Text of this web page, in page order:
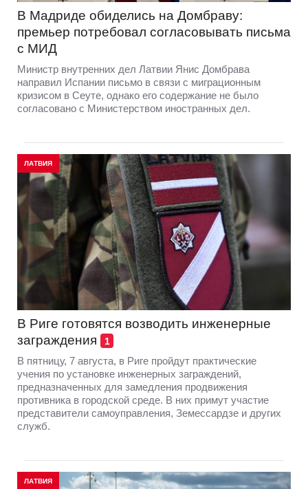
В Мадриде обиделись на Домбраву:
премьер потребовал согласовывать письма
с МИД
Министр внутренних дел Латвии Янис Домбрава
направил Испании письмо в связи с миграционным
кризисом в Сеуте, однако его содержание не было
согласовано с Министерством иностранных дел.
ЛАТВИЯ
В Риге готовятся возводить инженерные
заграждения
1
В пятницу, 7 августа, в Риге пройдут практические
учения по установке инженерных заграждений,
предназначенных для замедления продвижения
противника в городской среде. В них примут участие
представители самоуправления, Земессардзе и других
служб.
ЛАТВИЯ